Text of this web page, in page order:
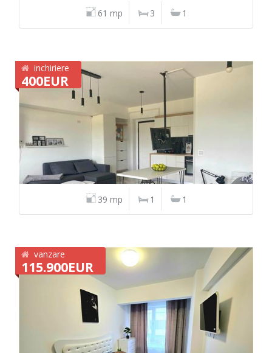
61 mp 3 1
inchiriere
400EUR
39 mp 1 1
vanzare
115.900EUR